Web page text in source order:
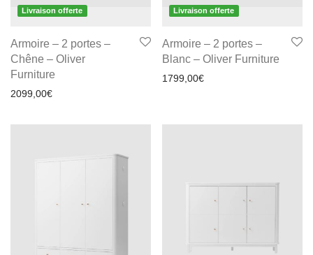
Livraison offerte
Armoire – 2 portes –
Chêne – Oliver
Furniture
2099,00€
Livraison offerte
Armoire – 2 portes –
Blanc – Oliver Furniture
1799,00€